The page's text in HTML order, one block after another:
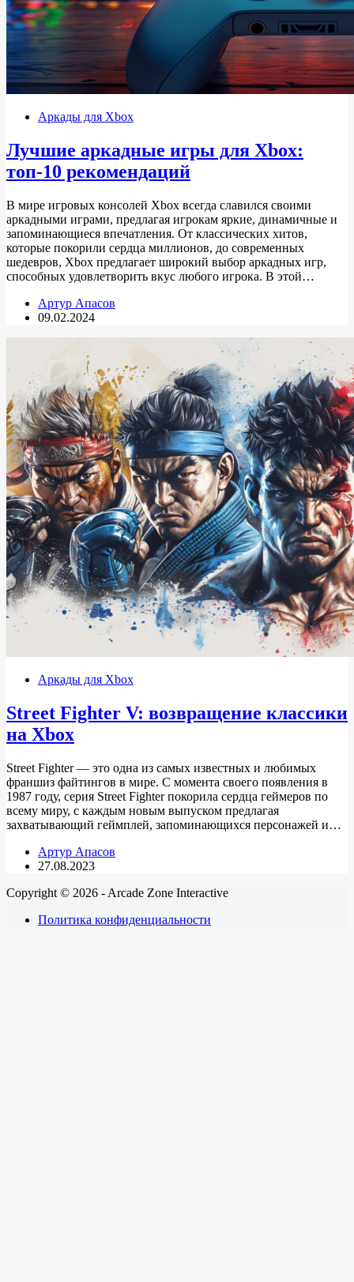
Аркады для Xbox
Лучшие аркадные игры для Xbox:
топ-10 рекомендаций
В мире игровых консолей Xbox всегда славился своими
аркадными играми, предлагая игрокам яркие, динамичные и
запоминающиеся впечатления. От классических хитов,
которые покорили сердца миллионов, до современных
шедевров, Xbox предлагает широкий выбор аркадных игр,
способных удовлетворить вкус любого игрока. В этой…
Артур Апасов
09.02.2024
Аркады для Xbox
Street Fighter V: возвращение классики
на Xbox
Street Fighter — это одна из самых известных и любимых
франшиз файтингов в мире. С момента своего появления в
1987 году, серия Street Fighter покорила сердца геймеров по
всему миру, с каждым новым выпуском предлагая
захватывающий геймплей, запоминающихся персонажей и…
Артур Апасов
27.08.2023
Copyright © 2026 - Arcade Zone Interactive
Политика конфиденциальности